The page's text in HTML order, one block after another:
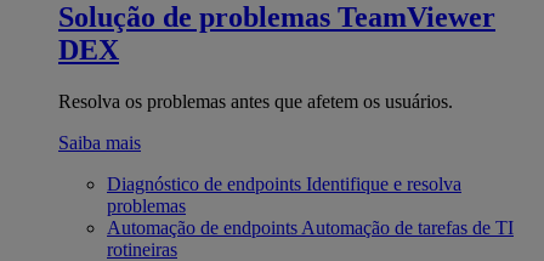
Solução de problemas TeamViewer
DEX
Resolva os problemas antes que afetem os usuários.
Saiba mais
Diagnóstico de endpoints Identifique e resolva
problemas
Automação de endpoints Automação de tarefas de TI
rotineiras